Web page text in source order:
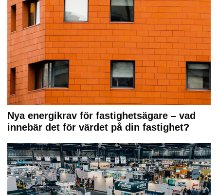
Nya energikrav för fastighetsägare – vad
innebär det för värdet på din fastighet?